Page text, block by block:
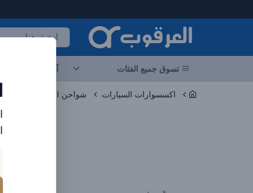
تسوق جميع الفئات
اكسسوارات السيارات شواحن السيارات